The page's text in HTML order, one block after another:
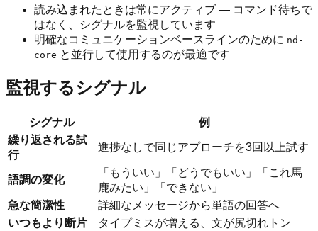
読み込まれたときは常にアクティブ — コマンド待ちで
はなく、シグナルを監視しています
明確なコミュニケーションベースラインのために nd-
core と並行して使用するのが最適です
監視するシグナル
シグナル
例
繰り返される試
行
進捗なしで同じアプローチを3回以上試す
語調の変化
「もういい」「どうでもいい」「これ馬
鹿みたい」「できない」
急な簡潔性
詳細なメッセージから単語の回答へ
いつもより断片
タイプミスが増える、文が尻切れトン